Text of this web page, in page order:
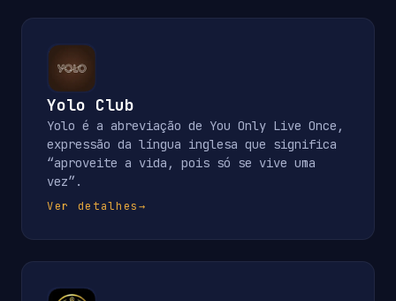
Yolo Club
Yolo é a abreviação de You Only Live Once,
expressão da língua inglesa que significa
“aproveite a vida, pois só se vive uma
vez”.
Ver detalhes→